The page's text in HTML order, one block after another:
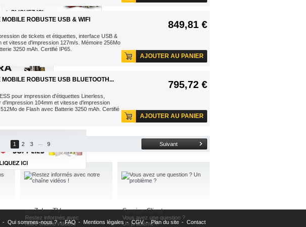
ROBUSTE USB & WIFI
de tickets et étiquettes , interface USB &
et vitesse d'impression 127m/s. Mémoire 256Mo
3250 mAh. Certifié IP65.
849,81 €
AJOUTER AU PANIER
ROBUSTE USB BLUETOOTH...
pour impression d'étiquettes Linerless ,
d'impression 104mm et vitesse d'impression
de Flash avec Batterie 3250 mAh. Certifié
795,72 €
AJOUTER AU PANIER
1 2 3 9 Suivant
myZebra TV
Restez informés avec
notre chaîne vidéos !
Service Client
Vous avez une question ?
Un problème ?
- Qui sommes-nous ? - FAQ - Mentions légales - CGV - Plan du site - Contact